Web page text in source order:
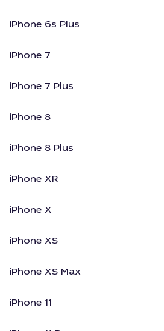
iPhone 6s Plus
iPhone 7
iPhone 7 Plus
iPhone 8
iPhone 8 Plus
iPhone XR
iPhone X
iPhone XS
iPhone XS Max
iPhone 11